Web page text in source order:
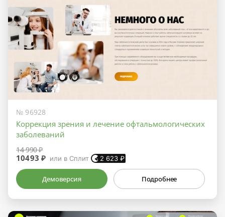
№ 96928
Коррекция зрения и лечение офтальмологических
заболеваний
14 990 ₽
10493 ₽ или в Сплит 2 623 ₽
Демоверсия Подробнее